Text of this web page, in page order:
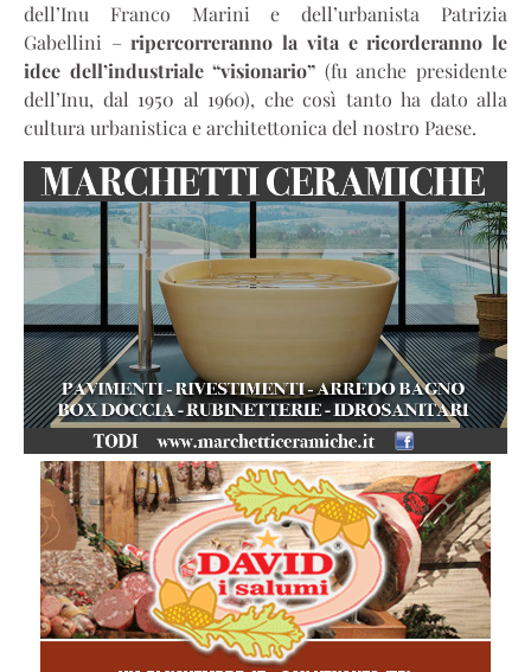
dell’Inu Franco Marini e dell’urbanista Patrizia
Gabellini –ripercorreranno la vita e ricorderanno le
idee dell’industriale “visionario” (fu anche presidente
dell’Inu, dal 1950 al 1960), che così tanto ha dato alla
cultura urbanistica e architettonica del nostro Paese.